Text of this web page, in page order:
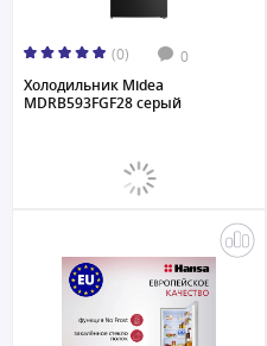
(0) 0
Холодильник Midea
MDRB593FGF28 серый